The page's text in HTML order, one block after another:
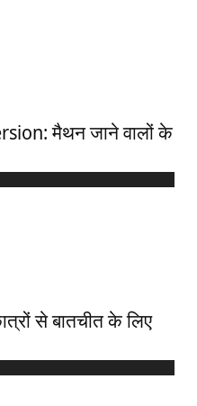
मैथन जाने वालों के
से बातचीत के लिए